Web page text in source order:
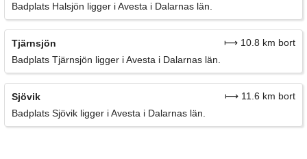
Badplats Halsjön ligger i Avesta i Dalarnas län.
Tjärnsjön
⟼ 10.8 km bort
Badplats Tjärnsjön ligger i Avesta i Dalarnas län.
Sjövik
⟼ 11.6 km bort
Badplats Sjövik ligger i Avesta i Dalarnas län.